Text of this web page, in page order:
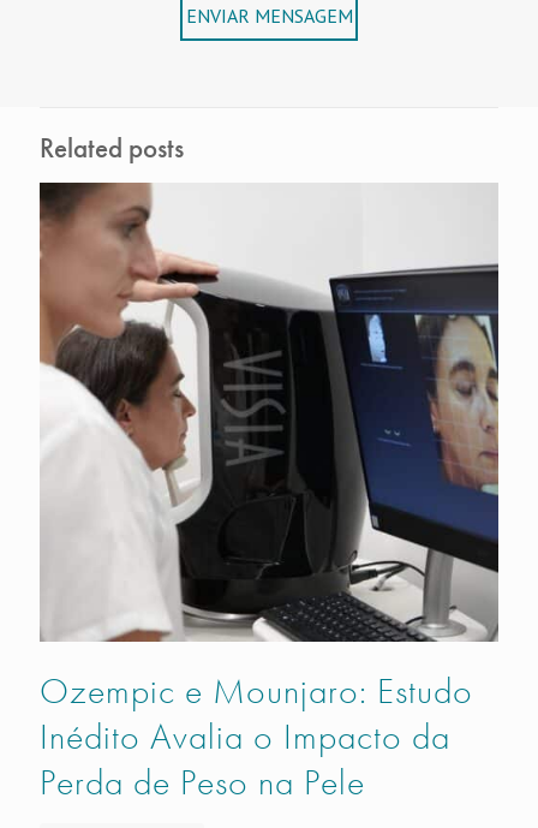
ENVIAR MENSAGEM
Related posts
Ozempic e Mounjaro: Estudo
Inédito Avalia o Impacto da
Perda de Peso na Pele